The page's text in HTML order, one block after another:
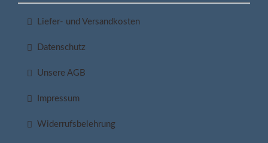
Liefer- und Versandkosten
Datenschutz
Unsere AGB
Impressum
Widerrufsbelehrung